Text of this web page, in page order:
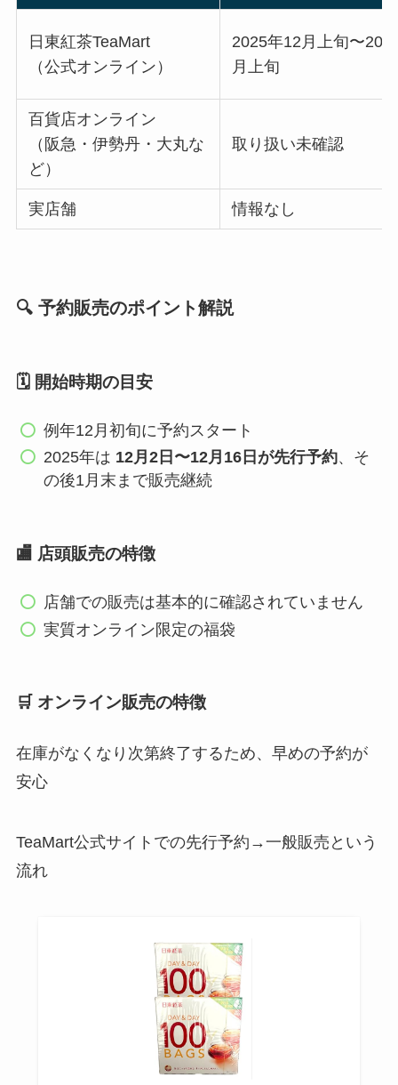
日東紅茶TeaMart
（公式オンライン）
2025年12月上旬〜
月上旬
百貨店オンライン
（阪急・伊勢丹・大丸な
ど）
取り扱い未確認
実店舗 情報なし
🔍 予約販売のポイント解説
🗓️ 開始時期の目安
例年12月初旬に予約スタート
2025年は 12月2日〜12月16日が先行予約、そ
の後1月末まで販売継続
🏬 店頭販売の特徴
店舗での販売は基本的に確認されていません
実質オンライン限定の福袋
🛒 オンライン販売の特徴
在庫がなくなり次第終了するため、早めの予約が
安心
TeaMart公式サイトでの先行予約→一般販売という
流れ